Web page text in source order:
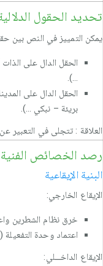
تحديد الحقول
يمكن التمييز في النص بين
الحقل الدال على
...).
الحقل الدال على
بريئة – نبكي ...).
العلاقة : تتجلى في التعبير
رصد الخصائص
البنية الإيقاعية
الإيقاع الخارجي:
خرق نظام الشطرين
اعتماد وحدة
الإيقاع الداخـــلي: